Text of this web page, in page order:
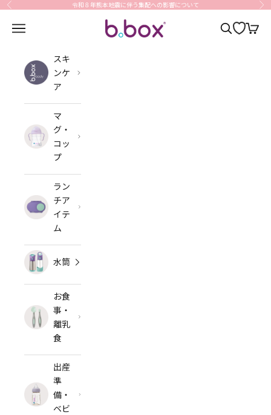
コンテンツへスキップ
前へ 令和８年熊本地震に伴う集配への影響について 次
b.box Japan
メニューを開く 検索を開く
カー
スキ
ンケ
ア
マ
グ・
コッ
プ
ラン
チア
イテ
ム
水筒
お食
事・
離乳
食
出産
準
備・
ベビ